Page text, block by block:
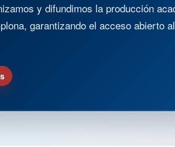
y difundimos la producción
garantizando el acceso abierto